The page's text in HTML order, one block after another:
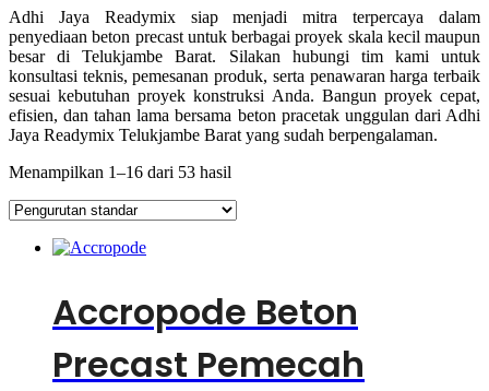
Adhi Jaya Readymix siap menjadi mitra terpercaya dalam
penyediaan beton precast untuk berbagai proyek skala kecil maupun
besar di Telukjambe Barat. Silakan hubungi tim kami untuk
konsultasi teknis, pemesanan produk, serta penawaran harga terbaik
sesuai kebutuhan proyek konstruksi Anda. Bangun proyek cepat,
efisien, dan tahan lama bersama beton pracetak unggulan dari Adhi
Jaya Readymix Telukjambe Barat yang sudah berpengalaman.
Menampilkan 1–16 dari 53 hasil
Accropode Beton
Precast Pemecah